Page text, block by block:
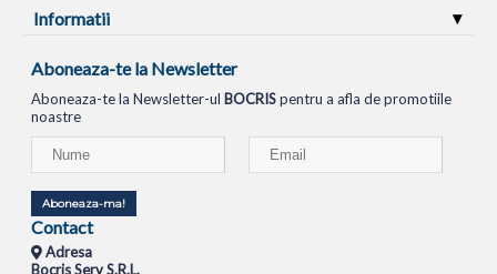
Informatii
Aboneaza-te la Newsletter
Aboneaza-te la Newsletter-ul BOCRISpentru a afla de promotiile
noastre
Aboneaza-ma!
Contact
Adresa
Bocris Serv S.R.L.